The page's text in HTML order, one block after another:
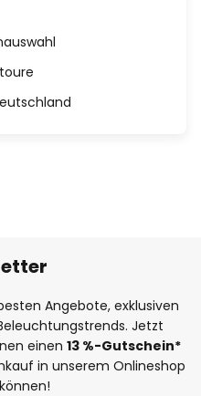
Angebote, exklusiven
Jetzt
einen 13 %-Gutschein*
in unserem Onlineshop